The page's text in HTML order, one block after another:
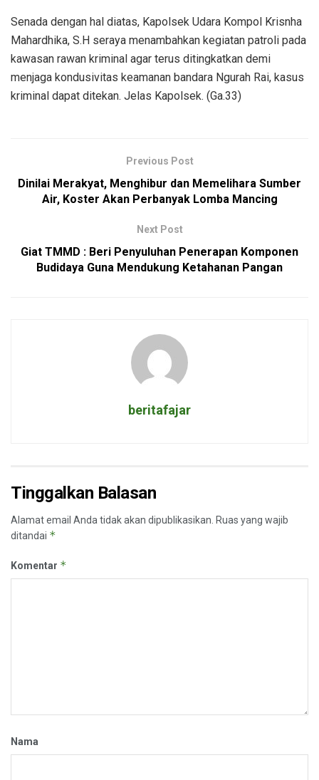
Senada dengan hal diatas, Kapolsek Udara Kompol Krisnha
Mahardhika, S.H seraya menambahkan kegiatan patroli pada
kawasan rawan kriminal agar terus ditingkatkan demi
menjaga kondusivitas keamanan bandara Ngurah Rai, kasus
kriminal dapat ditekan. Jelas Kapolsek. (Ga.33)
Previous Post
Dinilai Merakyat, Menghibur dan Memelihara Sumber
Air, Koster Akan Perbanyak Lomba Mancing
Next Post
Giat TMMD : Beri Penyuluhan Penerapan Komponen
Budidaya Guna Mendukung Ketahanan Pangan
beritafajar
Tinggalkan Balasan
Alamat email Anda tidak akan dipublikasikan. Ruas yang wajib
ditandai *
Komentar *
Nama